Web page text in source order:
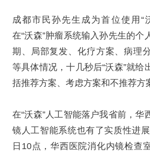
成都市民孙先生成为首位使用“
在“沃森”肿瘤系统输入孙先生的个
期、局部复发、化疗方案、病理
等具体情况，十几秒后“沃森”就给
括推荐方案、考虑方案和不推荐方
在“沃森”人工智能落户我省前，华
镜人工智能系统也有了实质性进
日10点，华西医院消化内镜检查